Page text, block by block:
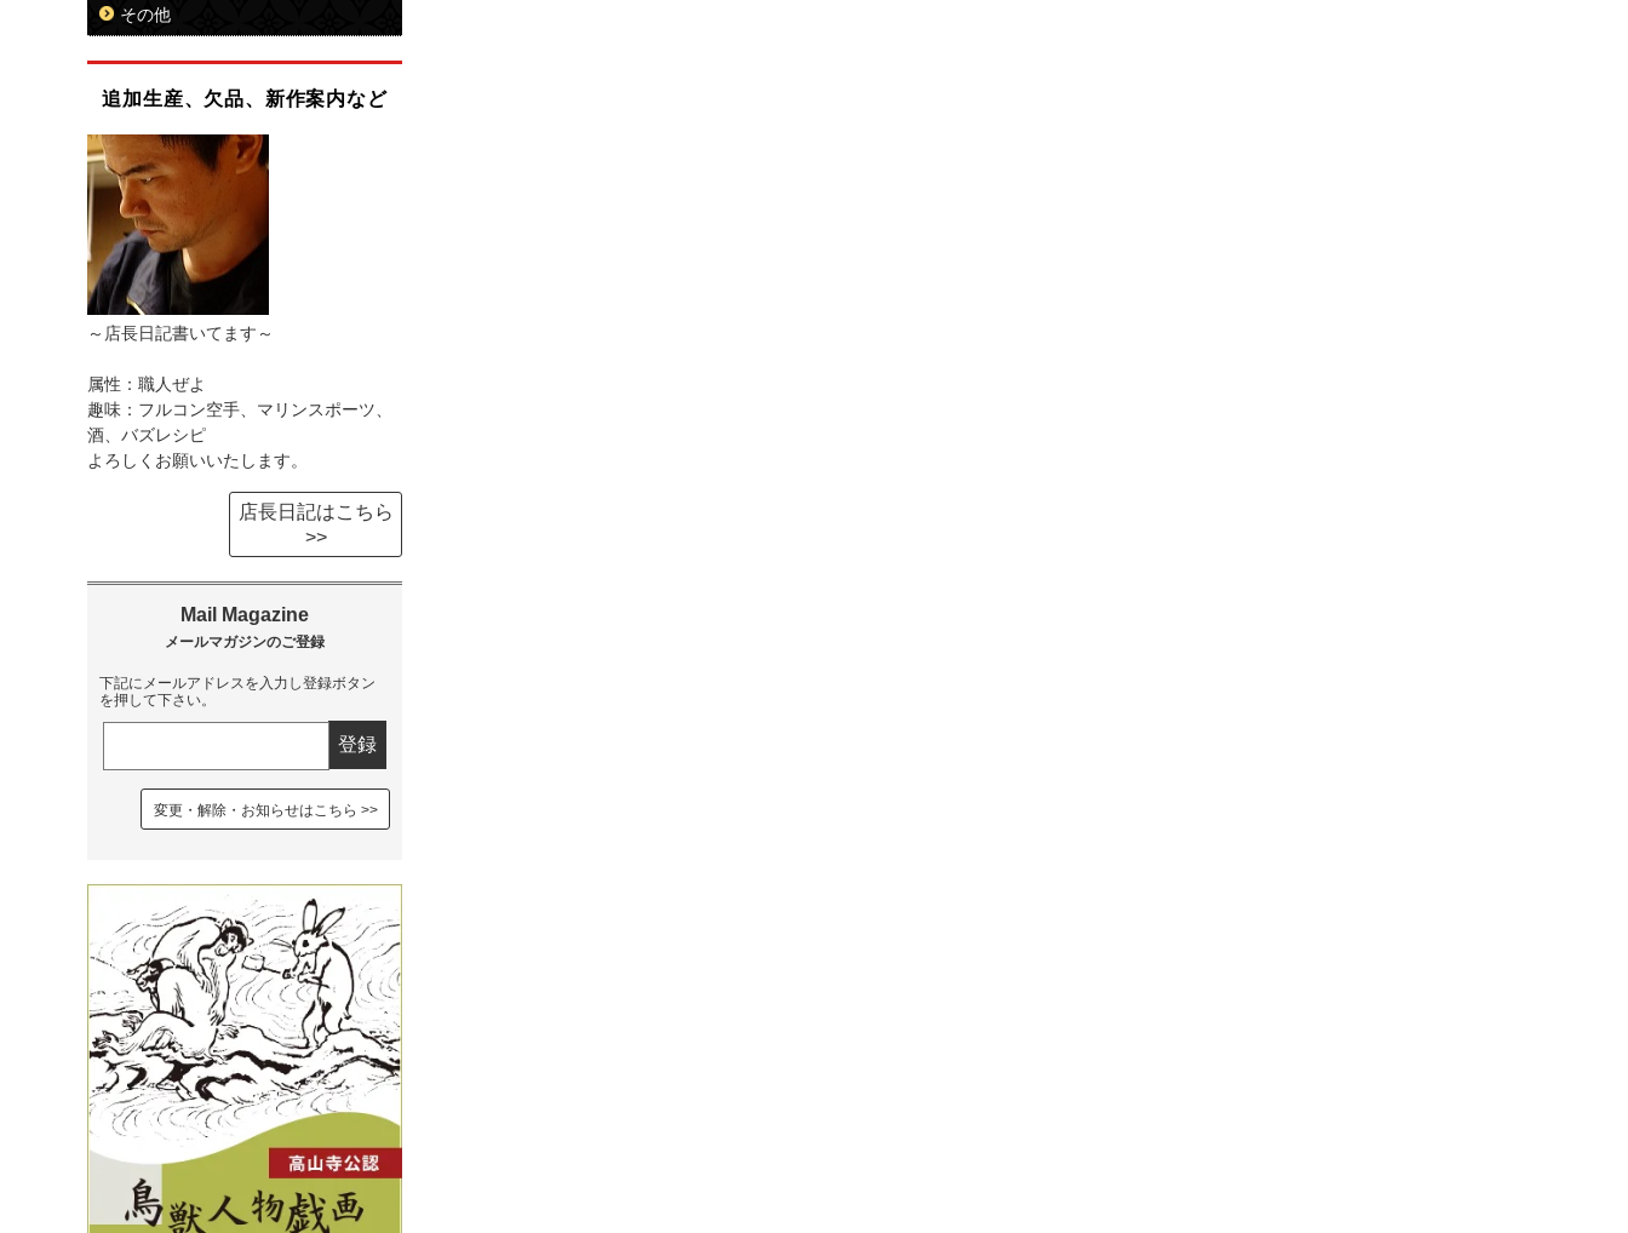
その他
追加生産、欠品、新作案内など
～店長日記書いてます～
属性：職人ぜよ
趣味：フルコン空手、マリンスポーツ、
酒、バズレシピ
よろしくお願いいたします。
店長日記はこちら
>>
下記にメールアドレスを入力し登録ボタン
を押して下さい。
変更・解除・お知らせはこちら